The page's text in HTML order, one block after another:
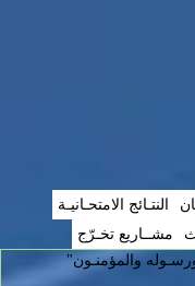
النتـائج الامتحـانيـة
مشــاريع تخـرّج
والمؤمنـون"